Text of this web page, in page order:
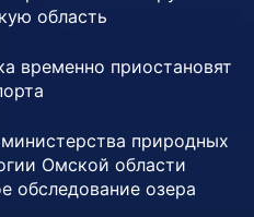
область
временно приостановят
природных
Омской области
обследование озера